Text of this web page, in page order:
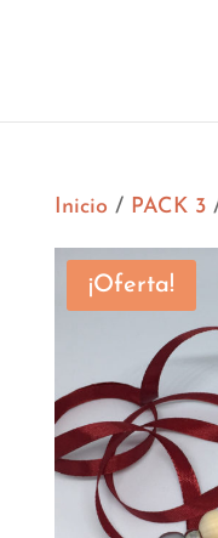
Inicio / PACK 3/
¡Oferta!